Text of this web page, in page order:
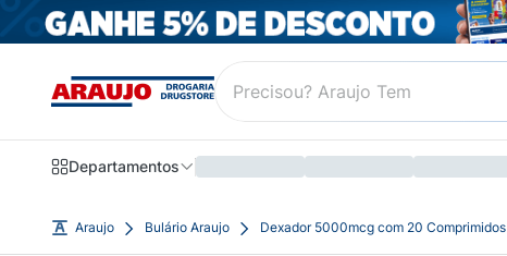
Departamentos
Araujo Bulário Araujo Dexador 5000mcg com 20 Comprimidos